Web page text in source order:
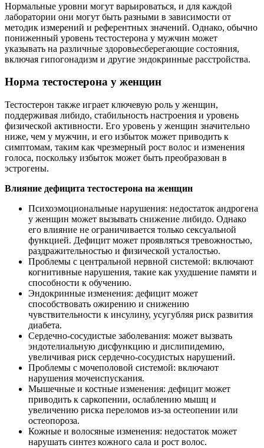
Нормальные уровни могут варьироваться, и для каждой
лаборатории они могут быть разными в зависимости от
методик измерений и референтных значений. Однако, обычно
пониженный уровень тестостерона у мужчин может
указывать на различные здоровьесберегающие состояния,
включая гипогонадизм и другие эндокринные расстройства.
Норма тестостерона у женщин
Тестостерон также играет ключевую роль у женщин,
поддерживая либидо, стабильность настроения и уровень
физической активности. Его уровень у женщин значительно
ниже, чем у мужчин, и его избыток может приводить к
симптомам, таким как чрезмерный рост волос и изменения
голоса, поскольку избыток может быть преобразован в
эстрогены.
Влияние дефицита тестостерона на женщин
Психоэмоциональные нарушения: недостаток андрогена
у женщин может вызывать снижение либидо. Однако
его влияние не ограничивается только сексуальной
функцией. Дефицит может проявляться тревожностью,
раздражительностью и физической усталостью.
Проблемы с центральной нервной системой: включают
когнитивные нарушения, такие как ухудшение памяти и
способности к обучению.
Эндокринные изменения: дефицит может
способствовать ожирению и снижению
чувствительности к инсулину, усугубляя риск развития
диабета.
Сердечно-сосудистые заболевания: может вызвать
эндотелиальную дисфункцию и дислипидемию,
увеличивая риск сердечно-сосудистых нарушений.
Проблемы с мочеполовой системой: включают
нарушения мочеиспускания.
Мышечные и костные изменения: дефицит может
приводить к саркопении, ослаблению мышц и
увеличению риска переломов из-за остеопении или
остеопороза.
Кожные и волосяные изменения: недостаток может
нарушать синтез кожного сала и рост волос.